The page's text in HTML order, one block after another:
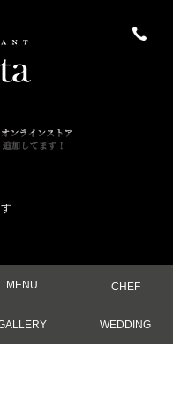
MENU CHEF
WEDDING